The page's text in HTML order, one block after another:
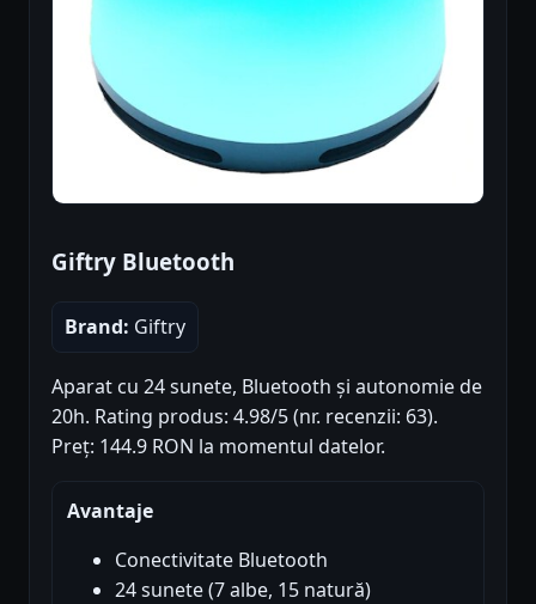
Giftry Bluetooth
Brand: Giftry
Aparat cu 24 sunete, Bluetooth și autonomie de
20h. Rating produs: 4.98/5 (nr. recenzii: 63).
Preț: 144.9 RON la momentul datelor.
Avantaje
Conectivitate Bluetooth
24 sunete (7 albe, 15 natură)